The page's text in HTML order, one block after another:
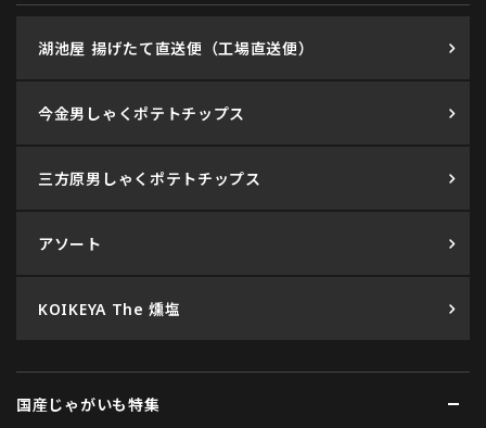
湖池屋 揚げたて直送便（工場直送便）
今金男しゃくポテトチップス
三方原男しゃくポテトチップス
アソート
KOIKEYA The 燻塩
国産じゃがいも特集